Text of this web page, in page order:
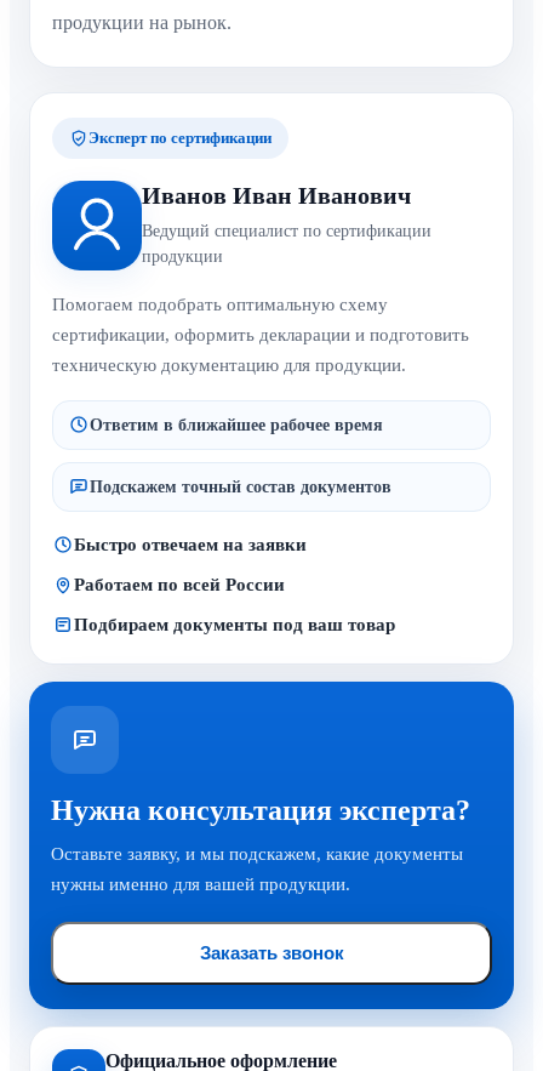
продукции на рынок.
Эксперт по сертификации
Иванов Иван Иванович
Ведущий специалист по сертификации
продукции
Помогаем подобрать оптимальную схему
сертификации, оформить декларации и подготовить
техническую документацию для продукции.
Ответим в ближайшее рабочее время
Подскажем точный состав документов
Быстро отвечаем на заявки
Работаем по всей России
Подбираем документы под ваш товар
Нужна консультация эксперта?
Оставьте заявку, и мы подскажем, какие документы
нужны именно для вашей продукции.
Заказать звонок
Официальное оформление